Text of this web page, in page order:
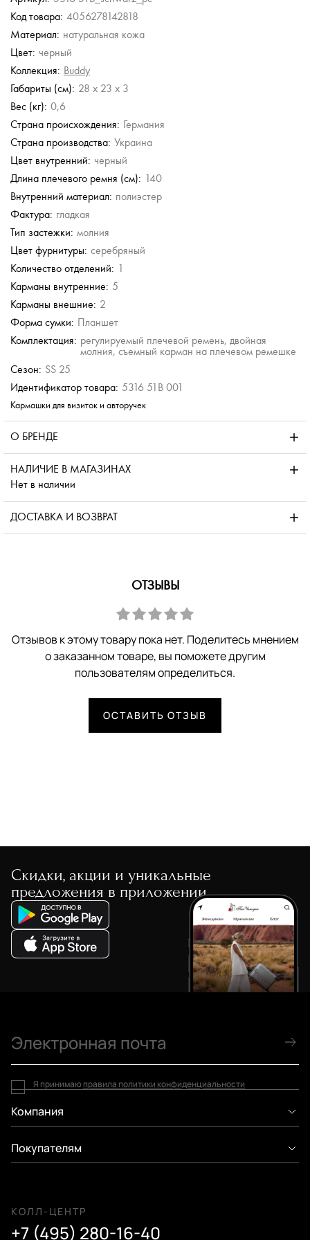
Сумка через плечо
8 748 руб.
14 580 руб.
Сумка через плечо
Сумка через плечо
8 748 руб.
14 580 руб.
Сумка через плечо
Код товара: 4056278142818
Материал: натуральная кожа
Цвет: черный
Коллекция: Buddy
Габариты (см): 28 x 23 x 3
Вес (кг): 0,6
Страна происхождения: Германия
Страна производства: Украина
Цвет внутренний: черный
Длина плечевого ремня (см): 140
Внутренний материал: полиэстер
Фактура: гладкая
Тип застежки: молния
Цвет фурнитуры: серебряный
Количество отделений: 1
Карманы внутренние: 5
Карманы внешние: 2
Форма сумки: Планшет
Комплектация: регулируемый плечевой ремень, двойная
молния, съемный карман на плечевом ремешке
Сезон: SS 25
Идентификатор товара: 5316 51B 001
Кармашки для визиток и авторучек
О БРЕНДЕ
НАЛИЧИЕ В МАГАЗИНАХ
Нет в наличии
ДОСТАВКА И ВОЗВРАТ
ОТЗЫВЫ
Отзывов к этому товару пока нет. Поделитесь мнением
о заказанном товаре, вы поможете другим
пользователям определиться.
ОСТАВИТЬ ОТЗЫВ
Скидки, акции и уникальные
предложения в приложении
Компания
Покупателям
КОЛЛ-ЦЕНТР
+7 (495) 280-16-40
Я принимаю правила политики конфиденциальности